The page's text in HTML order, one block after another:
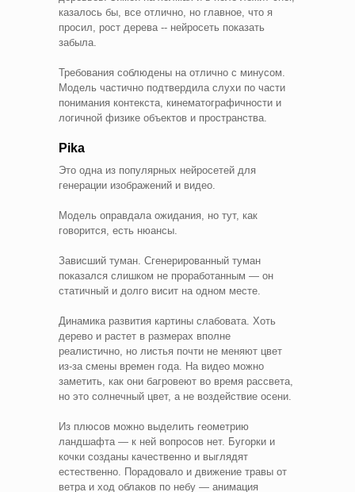
казалось бы, все отлично, но главное, что я
просил, рост дерева -- нейросеть показать
забыла.
Требования соблюдены на отлично с минусом.
Модель частично подтвердила слухи по части
понимания контекста, кинематографичности и
логичной физике объектов и пространства.
Pika
Это одна из популярных нейросетей для
генерации изображений и видео.
Модель оправдала ожидания, но тут, как
говорится, есть нюансы.
Зависший туман. Сгенерированный туман
показался слишком не проработанным — он
статичный и долго висит на одном месте.
Динамика развития картины слабовата. Хоть
дерево и растет в размерах вполне
реалистично, но листья почти не меняют цвет
из-за смены времен года. На видео можно
заметить, как они багровеют во время рассвета,
но это солнечный цвет, а не воздействие осени.
Из плюсов можно выделить геометрию
ландшафта — к ней вопросов нет. Бугорки и
кочки созданы качественно и выглядят
естественно. Порадовало и движение травы от
ветра и ход облаков по небу — анимация